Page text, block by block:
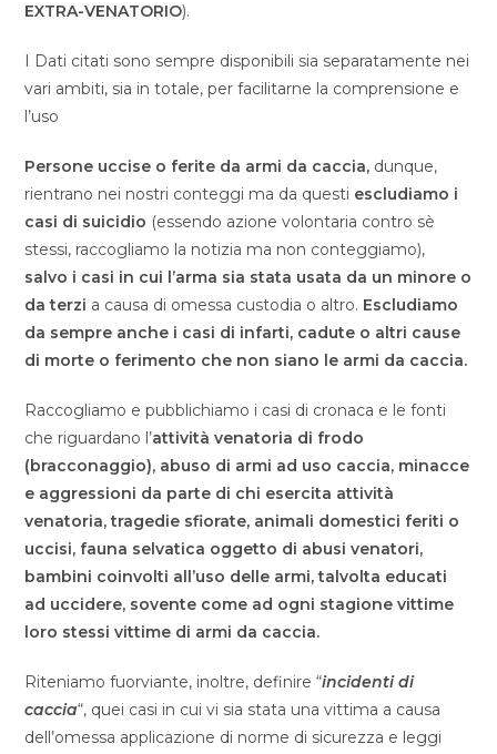
EXTRA-VENATORIO).
I Dati citati sono sempre disponibili sia separatamente nei
vari ambiti, sia in totale, per facilitarne la comprensione e
l’uso
Persone uccise o ferite da armi da caccia, dunque,
rientrano nei nostri conteggi ma da questi escludiamo i
casi di suicidio (essendo azione volontaria contro sè
stessi, raccogliamo la notizia ma non conteggiamo),
salvo i casi in cui l’arma sia stata usata da un minore o
da terzi a causa di omessa custodia o altro. Escludiamo
da sempre anche i casi di infarti, cadute o altri cause
di morte o ferimento che non siano le armi da caccia.
Raccogliamo e pubblichiamo i casi di cronaca e le fonti
che riguardano l’attività venatoria di frodo
(bracconaggio), abuso di armi ad uso caccia, minacce
e aggressioni da parte di chi esercita attività
venatoria, tragedie sfiorate, animali domestici feriti o
uccisi, fauna selvatica oggetto di abusi venatori,
bambini coinvolti all’uso delle armi, talvolta educati
ad uccidere, sovente come ad ogni stagione vittime
loro stessi vittime di armi da caccia.
Riteniamo fuorviante, inoltre, definire “incidenti di
caccia“, quei casi in cui vi sia stata una vittima a causa
dell’omessa applicazione di norme di sicurezza e leggi